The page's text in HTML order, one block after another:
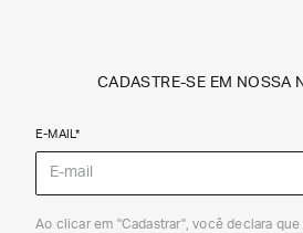
Jeans
CADASTRE-SE EM NOSSA
E-MAIL*
Ao clicar em "Cadastrar", você declara